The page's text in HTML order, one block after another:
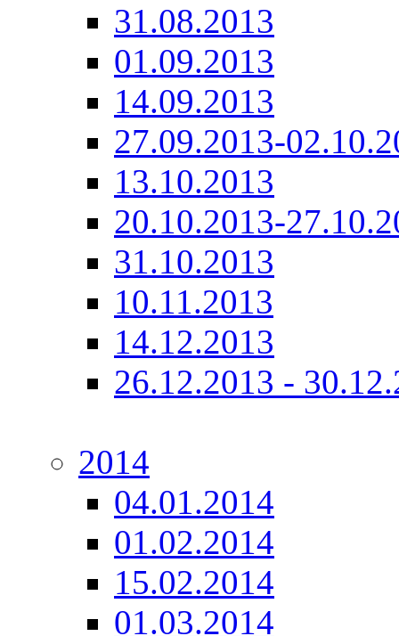
31.08.2013
01.09.2013
14.09.2013
27.09.2013-
13.10.2013
20.10.2013-
31.10.2013
10.11.2013
14.12.2013
26.12.2013 -
2014
04.01.2014
01.02.2014
15.02.2014
01.03.2014